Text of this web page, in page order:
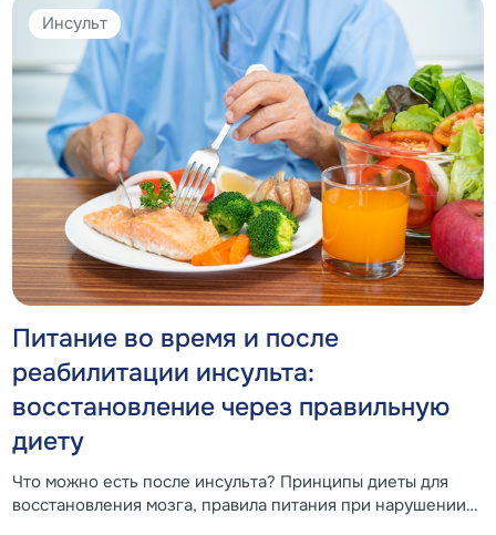
Инсульт
Питание во время и после
реабилитации инсульта:
восстановление через правильную
диету
Что можно есть после инсульта? Принципы диеты для
восстановления мозга, правила питания при нарушении